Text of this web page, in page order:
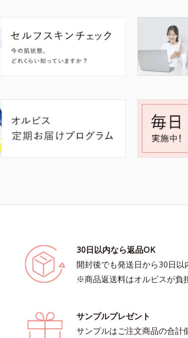
30日以内なら返品OK
開封後でも発送日から30日以
※商品返送料はオルビスが負
サンプルプレゼント
サンプルはご注文商品の合計